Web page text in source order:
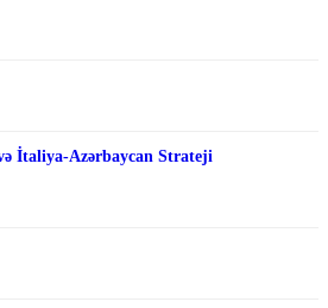
İtaliya-Azərbaycan Strateji